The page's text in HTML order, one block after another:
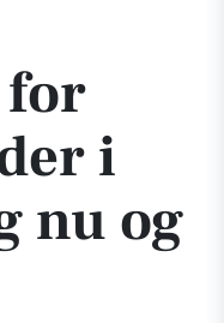
nu og få støtte
i
nu og